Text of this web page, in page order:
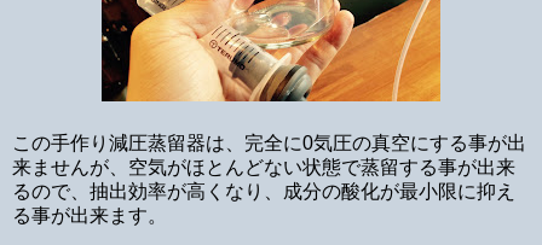
この手作り減圧蒸留器は、完全に0気圧の真空にする事が出
来ませんが、空気がほとんどない状態で蒸留する事が出来
るので、抽出効率が高くなり、成分の酸化が最小限に抑え
る事が出来ます。